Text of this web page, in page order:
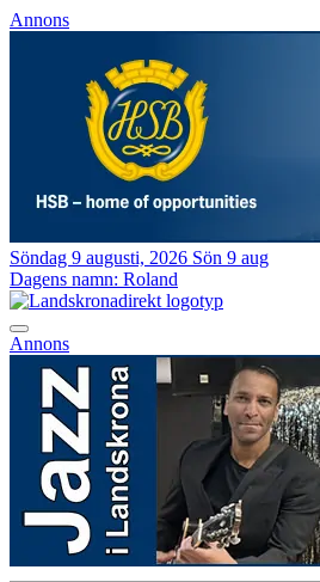
Annons
Söndag 9 augusti, 2026 Sön 9 aug
Dagens namn: Roland
Annons